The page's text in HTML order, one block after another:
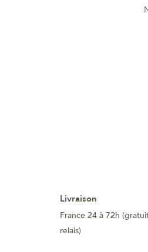
Livraison
France 24 à 72h
relais)